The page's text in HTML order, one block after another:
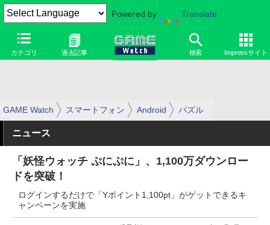
Powered by Translate
カテゴリ 過去記事 検索 Impressサイト
GAME Watch スマートフォン Android パズル
ニュース
「妖怪ウォッチ ぷにぷに」、1,100万ダウンロー
ドを突破！
ログインするだけで「Yポイント1,100pt」がゲットできるキ
ャンペーンを実施